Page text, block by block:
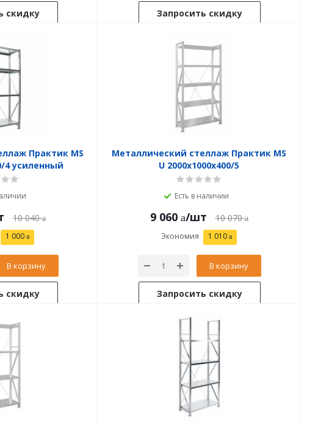
скидку Запросить скидку
Практик MS
4 усиленный
10 040
1 000
В корзину
скидку
Металлический стеллаж Практик MS
U 2000x1000x400/5
Есть в наличии
9 060 /шт 10 070
Экономия 1 010
В корзину
Запросить скидку